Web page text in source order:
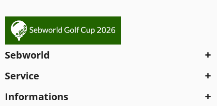
Sebworld
Service
Informations